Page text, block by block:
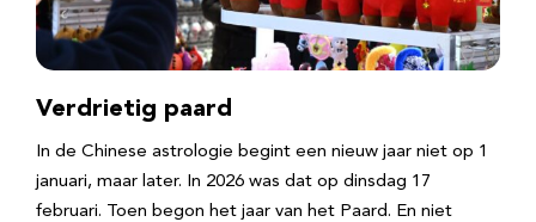
Verdrietig paard
In de Chinese astrologie begint een nieuw jaar niet op 1
januari, maar later. In 2026 was dat op dinsdag 17
februari. Toen begon het jaar van het Paard. En niet